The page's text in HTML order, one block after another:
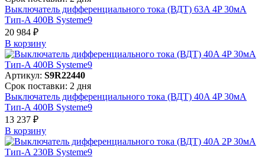
Выключатель дифференциального тока (ВДТ) 63A 4P 30мА
Тип-A 400В Systeme9
20 984 ₽
В корзинy
Артикул: S9R22440
Срок поставки: 2 дня
Выключатель дифференциального тока (ВДТ) 40A 4P 30мА
Тип-A 400В Systeme9
13 237 ₽
В корзинy